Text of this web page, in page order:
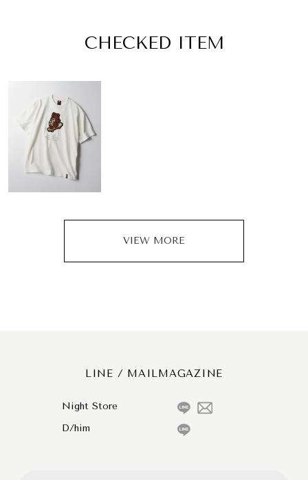
CHECKED ITEM
VIEW MORE
LINE / MAILMAGAZINE
Night Store
D/him